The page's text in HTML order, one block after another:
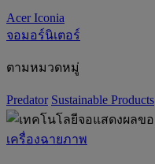
Acer Iconia
จอมอร์นิเตอร์
ตามหมวดหมู่
Predator ‌Sustainable Products
เครื่องฉายภาพ